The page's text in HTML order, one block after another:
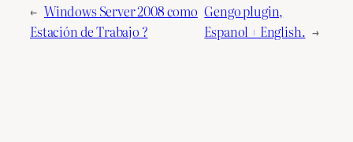
← Windows Server 2008 como
Estación de Trabajo ?
Gengo plugin,
Espanol + English. →